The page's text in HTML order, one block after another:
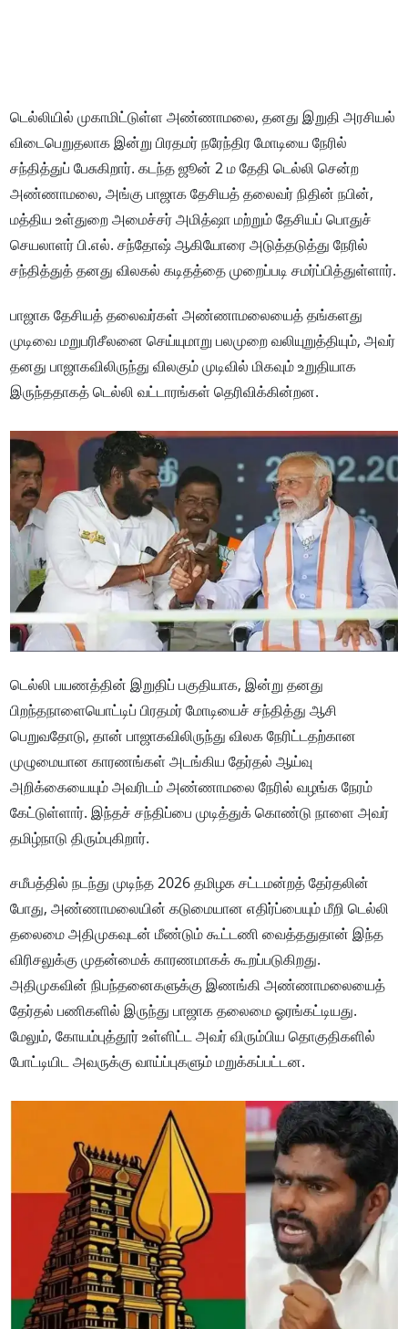
டெல்லியில் முகாமிட்டுள்ள அண்ணாமலை, தனது இறுதி அரசியல்
விடைபெறுதலாக இன்று பிரதமர் நரேந்திர மோடியை நேரில்
சந்தித்துப் பேசுகிறார். கடந்த ஜூன் 2 ம தேதி டெல்லி சென்ற
அண்ணாமலை, அங்கு பாஜாக தேசியத் தலைவர் நிதின் நபின்,
மத்திய உள்துறை அமைச்சர் அமித்ஷா மற்றும் தேசியப் பொதுச்
செயலாளர் பி.எல். சந்தோஷ் ஆகியோரை அடுத்தடுத்து நேரில்
சந்தித்துத் தனது விலகல் கடிதத்தை முறைப்படி சமர்ப்பித்துள்ளார்.
பாஜாக தேசியத் தலைவர்கள் அண்ணாமலையைத் தங்களது
முடிவை மறுபரிசீலனை செய்யுமாறு பலமுறை வலியுறுத்தியும், அவர்
தனது பாஜாகவிலிருந்து விலகும் முடிவில் மிகவும் உறுதியாக
இருந்ததாகத் டெல்லி வட்டாரங்கள் தெரிவிக்கின்றன.
டெல்லி பயணத்தின் இறுதிப் பகுதியாக, இன்று தனது
பிறந்தநாளையொட்டிப் பிரதமர் மோடியைச் சந்தித்து ஆசி
பெறுவதோடு, தான் பாஜாகவிலிருந்து விலக நேரிட்டதற்கான
முழுமையான காரணங்கள் அடங்கிய தேர்தல் ஆய்வு
அறிக்கையையும் அவரிடம் அண்ணாமலை நேரில் வழங்க நேரம்
கேட்டுள்ளார். இந்தச் சந்திப்பை முடித்துக் கொண்டு நாளை அவர்
தமிழ்நாடு திரும்புகிறார்.
சமீபத்தில் நடந்து முடிந்த 2026 தமிழக சட்டமன்றத் தேர்தலின்
போது, அண்ணாமலையின் கடுமையான எதிர்ப்பையும் மீறி டெல்லி
தலைமை அதிமுகவுடன் மீண்டும் கூட்டணி வைத்ததுதான் இந்த
விரிசலுக்கு முதன்மைக் காரணமாகக் கூறப்படுகிறது.
அதிமுகவின் நிபந்தனைகளுக்கு இணங்கி அண்ணாமலையைத்
தேர்தல் பணிகளில் இருந்து பாஜாக தலைமை ஓரங்கட்டியது.
மேலும், கோயம்புத்தூர் உள்ளிட்ட அவர் விரும்பிய தொகுதிகளில்
போட்டியிட அவருக்கு வாய்ப்புகளும் மறுக்கப்பட்டன.